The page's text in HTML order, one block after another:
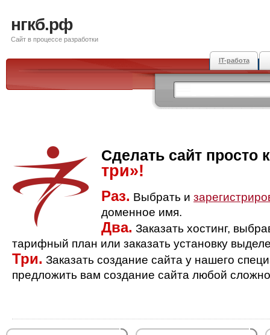
нгкб.рф
Сайт в процессе разработки
IT-работа
Сделать сайт просто
три»!
Раз. Выбрать и
доменное имя.
Два. Заказать хостинг,
тарифный план или заказать установку
Три. Заказать создание сайта у нашего
предложить вам создание сайта любой